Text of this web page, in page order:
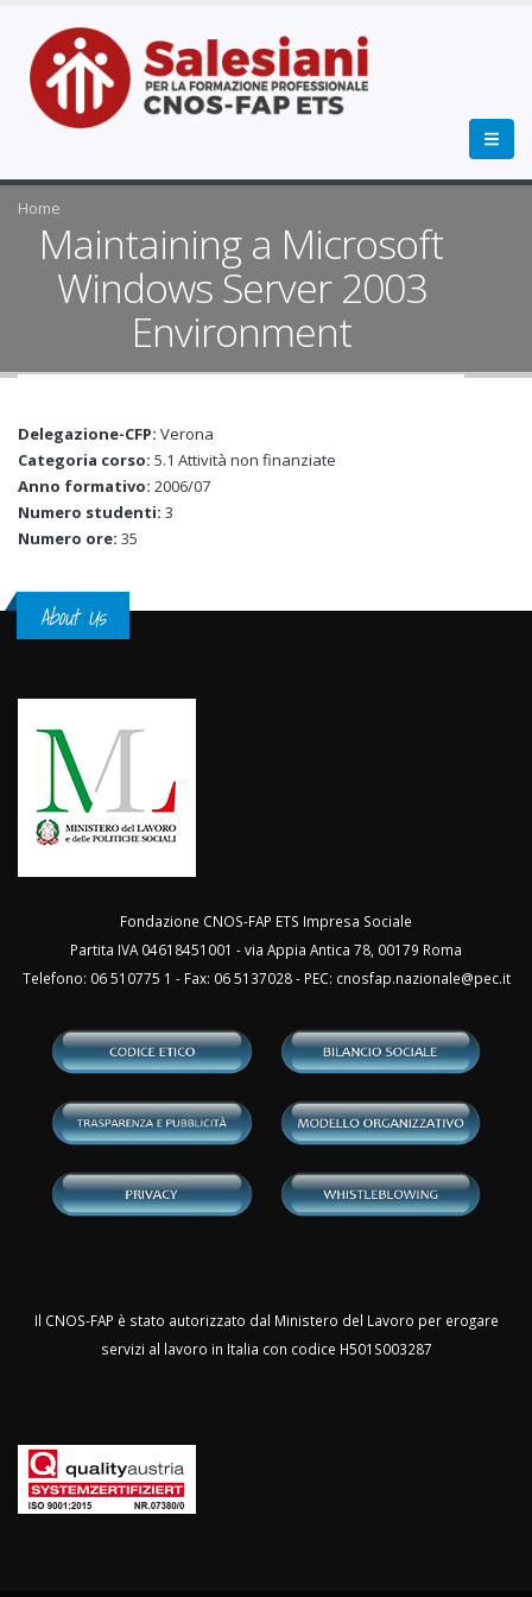
Home
Maintaining a Microsoft
Windows Server 2003
Environment
Delegazione-CFP: Verona
Categoria corso: 5.1 Attività non finanziate
Anno formativo: 2006/07
Numero studenti: 3
Numero ore: 35
About Us
Fondazione CNOS-FAP ETS Impresa Sociale
Partita IVA 04618451001 - via Appia Antica 78, 00179 Roma
Telefono: 06 510775 1 - Fax: 06 5137028 - PEC: cnosfap.nazionale@pec.it
Il CNOS-FAP è stato autorizzato dal Ministero del Lavoro per erogare
servizi al lavoro in Italia con codice H501S003287